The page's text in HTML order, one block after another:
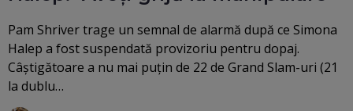
Pam Shriver trage un semnal de alarmă după ce Simona
Halep a fost suspendată provizoriu pentru dopaj.
Câștigătoare a nu mai puțin de 22 de Grand Slam-uri (21
la dublu…